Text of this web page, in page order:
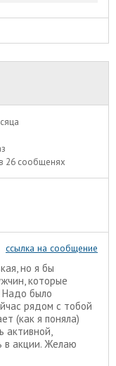
26 сообщенях
ссылка на сообщение
но я бы
которые
Надо было
рядом с тобой
(как я поняла)
активной,
в акции. Желаю